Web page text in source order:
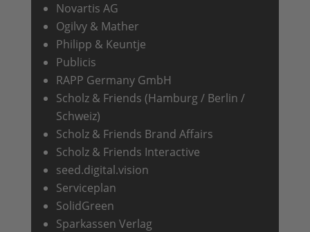
Novartis AG
Ogilvy & Mather
Philipp & Keuntje
Publicis
RAPP Germany GmbH
Scholz & Friends (Hamburg / Berlin /
Schweiz)
Scholz & Friends Brand Affairs
Scholz & Friends Interactive
seed.digital.vision
Serviceplan
SolidGreen
Sparkassen Verlag